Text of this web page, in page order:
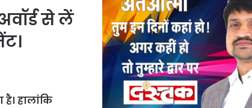
से लें
हालांकि